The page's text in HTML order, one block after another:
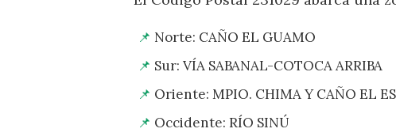
Norte: CAÑO EL GUAMO
Sur: VÍA SABANAL-COTOCA ARRIBA
Oriente: MPIO. CHIMA Y CAÑO EL
Occidente: RÍO SINÚ